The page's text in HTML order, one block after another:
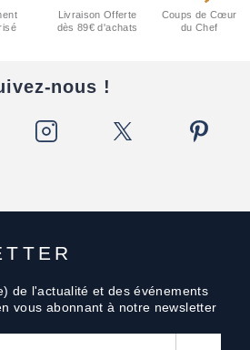
de l'actualité et des événements
vous abonnant à notre newsletter
Livraison Offerte
dès 89€ d'achats
Coups de Cœur
du Chef
nous !